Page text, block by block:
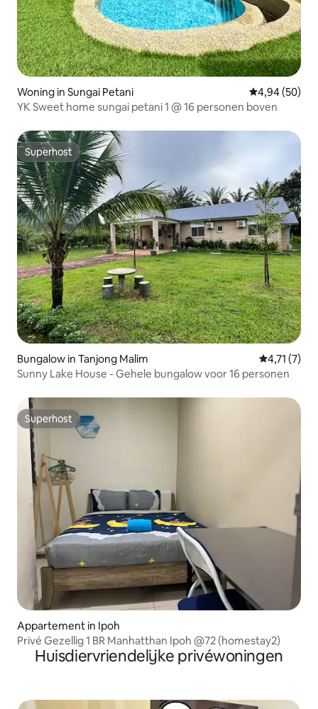
Woning in Sungai Petani Gemiddelde
4,94 (50)
YK Sweet home sungai petani 1 @ 16 personen boven
Superhost
Superhost
Bungalow in Tanjong Malim
4,71 (7)
Sunny Lake House - Gehele bungalow voor 16 personen
Superhost
Superhost
Appartement in Ipoh
Privé Gezellig 1 BR Manhatthan Ipoh @72 (homestay2)
Huisdiervriendelijke privéwoningen